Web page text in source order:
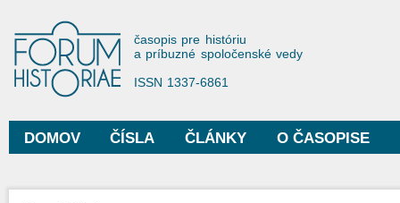
Forum Historiae
časopis pre históriu
a príbuzné spoločenské vedy
ISSN 1337-6861
Hlavné menu
DOMOV ČÍSLA ČLÁNKY O ČASOPISE